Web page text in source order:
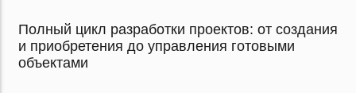
Полный цикл разработки проектов: от создания
и приобретения до управления готовыми
объектами